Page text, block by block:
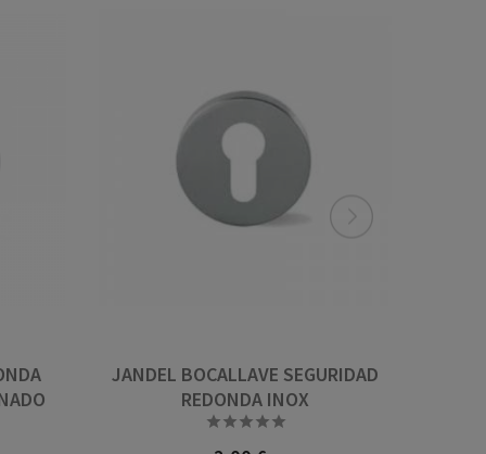
JANDEL BOCALLAVE SEGURIDAD
REDONDA INOX
